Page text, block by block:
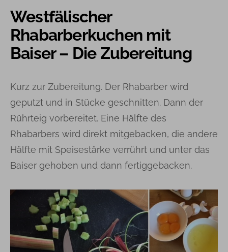
Westfälischer
Rhabarberkuchen mit
Baiser – Die Zubereitung
Kurz zur Zubereitung. Der Rhabarber wird
geputzt und in Stücke geschnitten. Dann der
Rührteig vorbereitet. Eine Hälfte des
Rhabarbers wird direkt mitgebacken, die andere
Hälfte mit Speisestärke verrührt und unter das
Baiser gehoben und dann fertiggebacken.